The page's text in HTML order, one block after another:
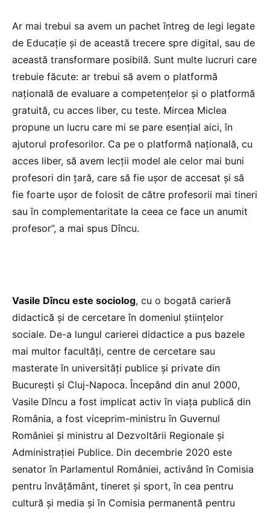
Ar mai trebui sa avem un pachet întreg de legi legate
de Educație și de această trecere spre digital, sau de
această transformare posibilă. Sunt multe lucruri care
trebuie făcute: ar trebui să avem o platformă
națională de evaluare a competențelor și o platformă
gratuită, cu acces liber, cu teste. Mircea Miclea
propune un lucru care mi se pare esențial aici, în
ajutorul profesorilor. Ca pe o platformă națională, cu
acces liber, să avem lecții model ale celor mai buni
profesori din țară, care să fie ușor de accesat și să
fie foarte ușor de folosit de către profesorii mai tineri
sau în complementaritate la ceea ce face un anumit
profesor”, a mai spus Dîncu.
Vasile Dîncu este sociolog, cu o bogată carieră
didactică și de cercetare în domeniul științelor
sociale. De-a lungul carierei didactice a pus bazele
mai multor facultăți, centre de cercetare sau
masterate în universități publice și private din
București și Cluj-Napoca. Începând din anul 2000,
Vasile Dîncu a fost implicat activ în viața publică din
România, a fost viceprim-ministru în Guvernul
României și ministru al Dezvoltării Regionale și
Administrației Publice. Din decembrie 2020 este
senator în Parlamentul României, activând în Comisia
pentru învățământ, tineret și sport, în cea pentru
cultură și media și în Comisia permanentă pentru